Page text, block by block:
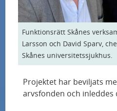
Allergier hos personer
spåras med
Personanpassad
testas i unik studie
"Jag trodde att det var
Funktionsrätt Skånes
Larsson och David Sparv,
Skånes universitetssjukhus.
Projektet har beviljats
arvsfonden och inleddes